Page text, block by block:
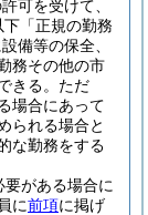
可を受けて、
下「正規の勤務
備等の保全、
務その他の市
きる。 ただ
場合にあって
られる場合と
な勤務をする
がある場合に
に前項に掲げ